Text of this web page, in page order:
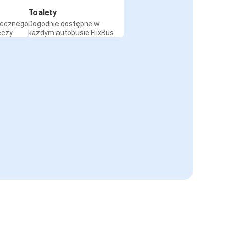
Toalety
Dogodnie dostępne w
każdym autobusie FlixBus